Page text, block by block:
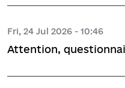
Fri, 24 Jul 2026 - 10:46
Attention,